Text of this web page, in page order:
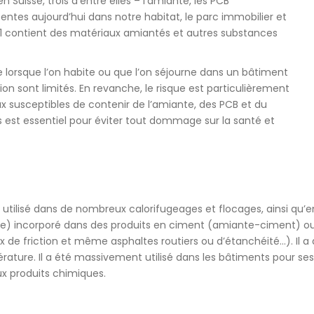
DIAGNOSTIC POLLUTION
DES SOLS (SELON L’OLED ET
DIAGNOSTIC POLLUTION
DES SOLS (SELON L’OSITES)
SUIVI ENVIRONNEMENTAL
DE RÉALISATION (SER)
aujourd’hui dans notre habitat, le parc immobilier et
des matériaux amiantés et autres substances
l’on habite ou que l’on séjourne dans un bâtiment
sont limités. En revanche, le risque est particulièrement
de contenir de l’amiante, des PCB et du
essentiel pour éviter tout dommage sur la santé et
dans de nombreux calorifugeages et flocages, ainsi
incorporé dans des produits en ciment (amiante-ciment)
friction et même asphaltes routiers ou d’étanchéité…). Il a
Il a été massivement utilisé dans les bâtiments pour
produits chimiques.